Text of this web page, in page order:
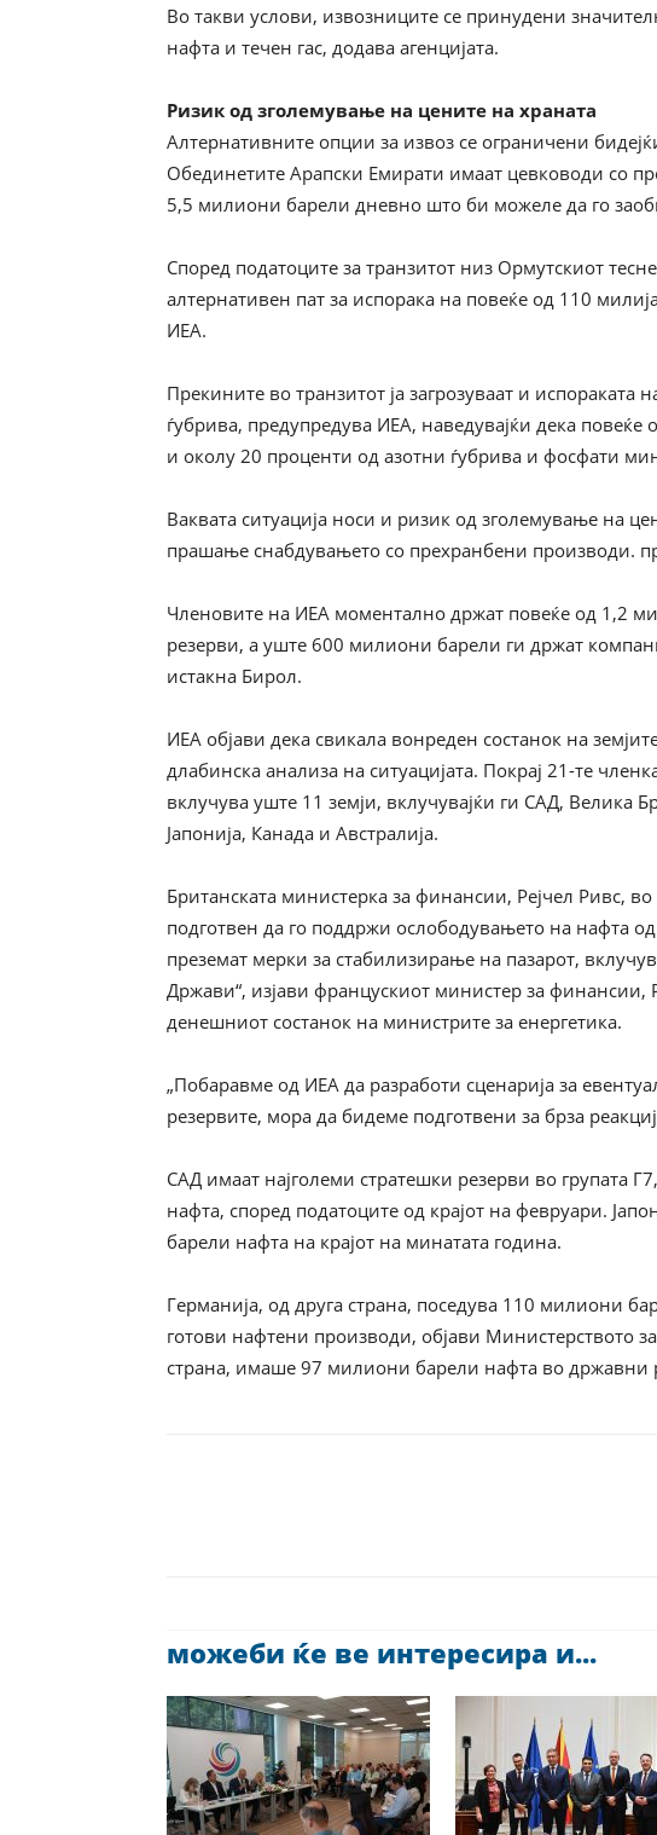
Во такви услови, извозниците се принудени
нафта и течен гас, додава агенцијата.
Ризик од зголемување на цените на храната
Алтернативните опции за извоз се ограничени
Обединетите Арапски Емирати имаат цевководи со
5,5 милиони барели дневно што би можеле да го
Според податоците за транзитот низ Ормутскиот
алтернативен пат за испорака на повеќе од 110
ИЕА.
Прекините во транзитот ја загрозуваат и испораката
ѓубрива, предупредува ИЕА, наведувајќи дека
и околу 20 проценти од азотни ѓубрива и фосфати
Ваквата ситуација носи и ризик од зголемување на
прашање снабдувањето со прехранбени производи.
Членовите на ИЕА моментално држат повеќе од 1,2
резерви, а уште 600 милиони барели ги држат
истакна Бирол.
ИЕА објави дека свикала вонреден состанок на
длабинска анализа на ситуацијата. Покрај 21-те
вклучува уште 11 земји, вклучувајќи ги САД, Велика
Јапонија, Канада и Австралија.
Британската министерка за финансии, Рејчел Ривс,
подготвен да го поддржи ослободувањето на нафта
преземат мерки за стабилизирање на пазарот,
Држави“, изјави францускиот министер за
денешниот состанок на министрите за енергетика.
„Побаравме од ИЕА да разработи сценарија за
резервите, мора да бидеме подготвени за брза
САД имаат најголеми стратешки резерви во групата
нафта, според податоците од крајот на февруари.
барели нафта на крајот на минатата година.
Германија, од друга страна, поседува 110 милиони
готови нафтени производи, објави Министерството
страна, имаше 97 милиони барели нафта во државни
можеби ќе ве интересира и...